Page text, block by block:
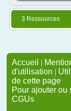
3 Ressources
Accueil |
d'utilisation |
de cette page
Pour ajouter ou
CGUs